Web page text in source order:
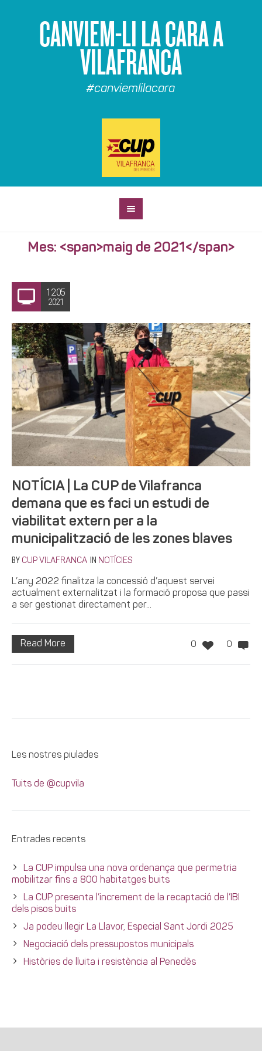
CANVIEM-LI LA CARA A
VILAFRANCA
#canviemlilacara
Mes: <span>maig de 2021</span>
12.05
2021
NOTÍCIA | La CUP de Vilafranca
demana que es faci un estudi de
viabilitat extern per a la
municipalització de les zones blaves
BY CUP VILAFRANCA IN NOTÍCIES
L’any 2022 finalitza la concessió d’aquest servei
actualment externalitzat i la formació proposa que passi
a ser gestionat directament per...
0 0
Read More
Les nostres piulades
Tuits de @cupvila
Entrades recents
La CUP impulsa una nova ordenança que permetria
mobilitzar fins a 800 habitatges buits
La CUP presenta l’increment de la recaptació de l’IBI
dels pisos buits
Ja podeu llegir La Llavor, Especial Sant Jordi 2025
Negociació dels pressupostos municipals
Històries de lluita i resistència al Penedès